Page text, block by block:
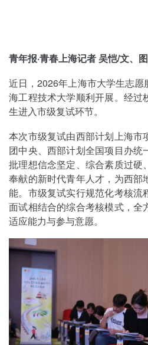
青年报·青春上海记者 吴恺/文、
近日，2026年上海市大学生志
海工程技术大学顺利开展。经过
生进入市级复试环节。
本次市级复试由西部计划上海市
团中央、西部计划全国项目办统
批理想信念坚定、综合素质过硬
奉献的新时代青年人才，为西部
能。市级复试实行规范化考核流
面试相结合的综合考核模式，全
适应能力与参与意愿。